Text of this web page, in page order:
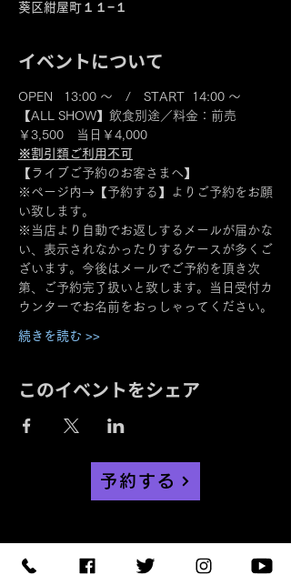
葵区紺屋町１１−１
イベントについて
OPEN   13:00 ～　/　START  14:00 ～
【ALL SHOW】飲食別途／料金：前売
￥3,500　当日￥4,000
※割引類ご利用不可
【ライブご予約のお客さまへ】
※ページ内→【予約する】よりご予約をお願
い致します。
※当店より自動でお返しするメールが届かな
い、表示されなかったりするケースが多くご
ざいます。今後はメールでご予約を頂き次
第、ご予約完了扱いと致します。当日受付カ
ウンターでお名前をおっしゃってください。
続きを読む >>
このイベントをシェア
予約する